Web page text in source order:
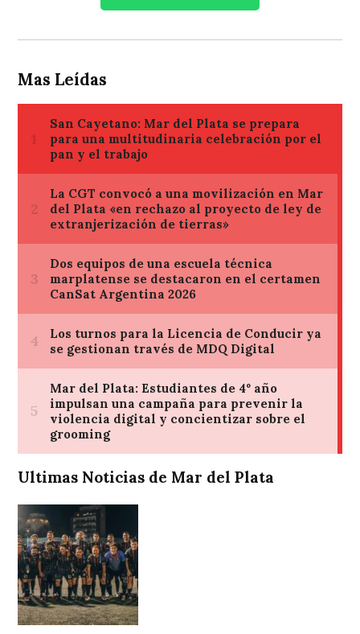
Mas Leídas
Ultimas Noticias de Mar del Plata